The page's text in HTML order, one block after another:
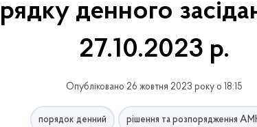
денного
27.10.2023 р.
Опубліковано 26 жовтня 2023 року о 18:15
порядок денний рішення та розпорядження